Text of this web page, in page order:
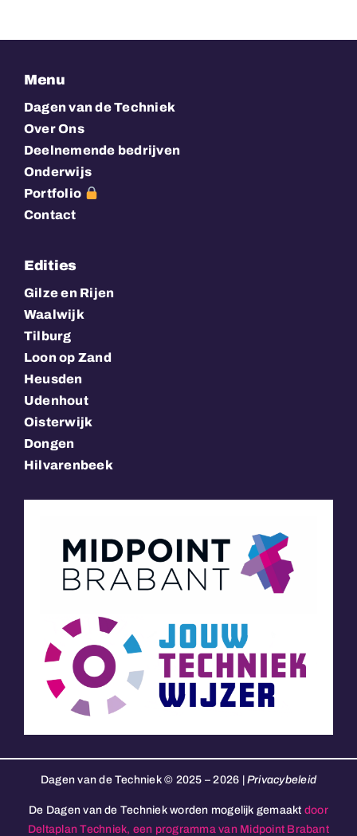
Menu
Dagen van de Techniek
Over Ons
Deelnemende bedrijven
Onderwijs
Portfolio
Contact
Edities
Gilze en Rijen
Waalwijk
Tilburg
Loon op Zand
Heusden
Udenhout
Oisterwijk
Dongen
Hilvarenbeek
Dagen van de Techniek © 2025 – 2026 | Privacybeleid
De Dagen van de Techniek worden mogelijk gemaakt door
Deltaplan Techniek, een programma van Midpoint Brabant